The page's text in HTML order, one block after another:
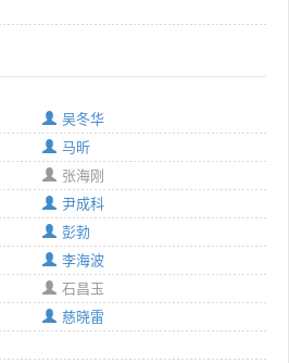
吴冬华
马昕
张海刚
尹成科
彭勃
李海波
石昌玉
慈晓雷